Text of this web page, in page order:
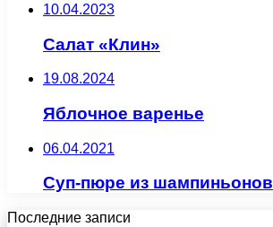
10.04.2023
Салат «Клин»
19.08.2024
Яблочное варенье
06.04.2021
Суп-пюре из шампиньонов
Последние записи